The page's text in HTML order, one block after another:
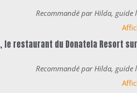
Recommandé par Hilda, guide
, le restaurant du Donatela Resort
Recommandé par Hilda, guide